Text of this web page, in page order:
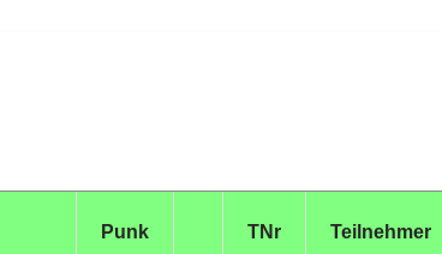
Punk TNr Teilnehmer